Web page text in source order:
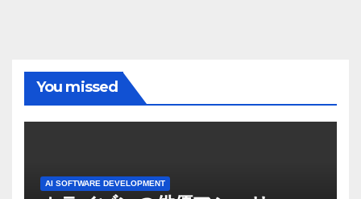
You missed
AI SOFTWARE DEVELOPMENT